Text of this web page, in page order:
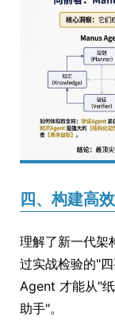
四、构建高
理解了新一代
过实战检验的"
Agent 才能从"
助手"。